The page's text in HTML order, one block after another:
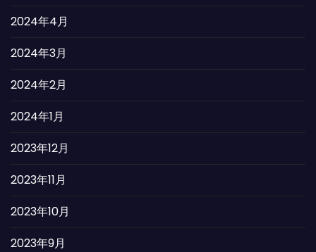
2024年4月
2024年3月
2024年2月
2024年1月
2023年12月
2023年11月
2023年10月
2023年9月